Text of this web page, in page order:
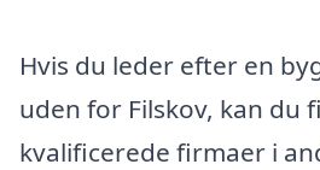
Hvis du leder efter en
uden for Filskov, kan du
kvalificerede firmaer i